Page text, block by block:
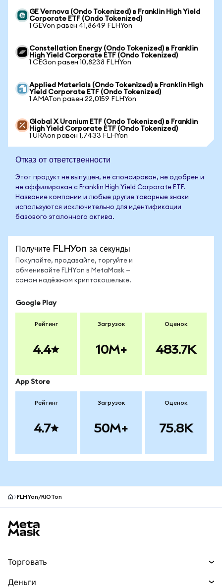
GE Vernova (Ondo Tokenized) в Franklin High Yield
Corporate ETF (Ondo Tokenized)
1 GEVon равен 41,8649 FLHYon
Constellation Energy (Ondo Tokenized) в Franklin
High Yield Corporate ETF (Ondo Tokenized)
1 CEGon равен 10,8238 FLHYon
Applied Materials (Ondo Tokenized) в Franklin High
Yield Corporate ETF (Ondo Tokenized)
1 AMATon равен 22,0159 FLHYon
Global X Uranium ETF (Ondo Tokenized) в Franklin
High Yield Corporate ETF (Ondo Tokenized)
1 URAon равен 1,7433 FLHYon
Отказ от ответственности
Этот продукт не выпущен, не спонсирован, не одобрен и
не аффилирован с Franklin High Yield Corporate ETF.
Название компании и любые другие товарные знаки
используются исключительно для идентификации
базового эталонного актива.
Получите FLHYon за секунды
Покупайте, продавайте, торгуйте и
обменивайте FLHYon в MetaMask —
самом надёжном криптокошельке.
Google Play
Рейтинг
4.4
Загрузок
10M+
Оценок
483.7K
App Store
Рейтинг
4.7
Загрузок
50M+
Оценок
75.8K
FLHYon/RIOTon
Торговать
Деньги